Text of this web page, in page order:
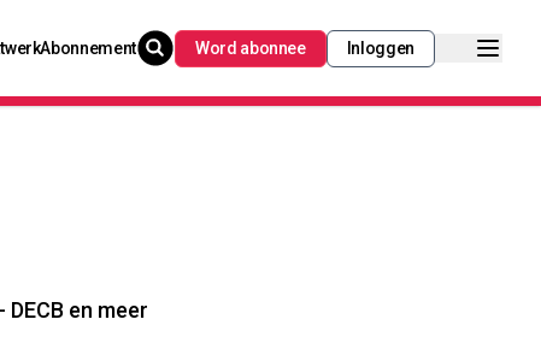
Abonnement Word abonnee Inloggen
en meer